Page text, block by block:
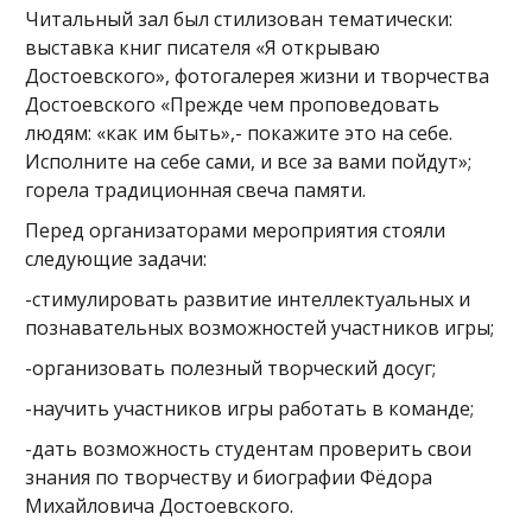
Читальный зал был стилизован тематически:
выставка книг писателя «Я открываю
Достоевского», фотогалерея жизни и творчества
Достоевского «Прежде чем проповедовать
людям: «как им быть»,- покажите это на себе.
Исполните на себе сами, и все за вами пойдут»;
горела традиционная свеча памяти.
Перед организаторами мероприятия стояли
следующие задачи:
-стимулировать развитие интеллектуальных и
познавательных возможностей участников игры;
-организовать полезный творческий досуг;
-научить участников игры работать в команде;
-дать возможность студентам проверить свои
знания по творчеству и биографии Фёдора
Михайловича Достоевского.